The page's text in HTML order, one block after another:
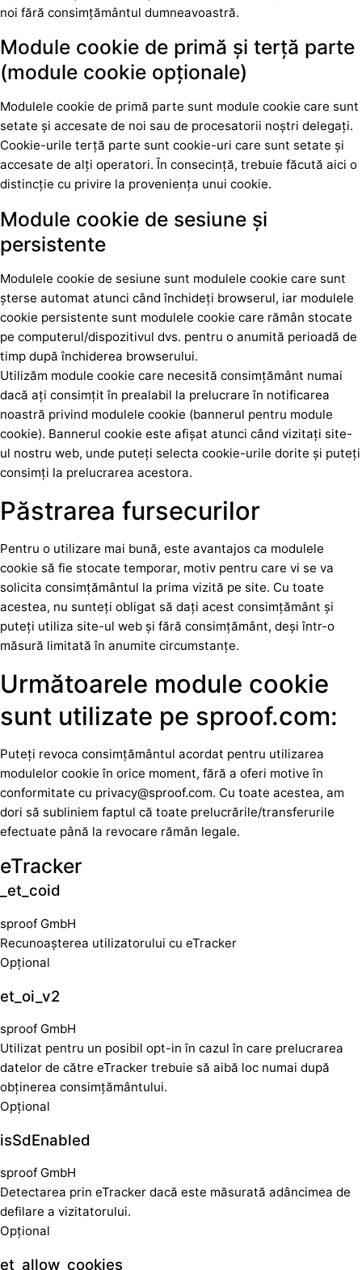
noi fără consimțământul dumneavoastră.
Module cookie de primă și terță parte
(module cookie opționale)
Modulele cookie de primă parte sunt module cookie care sunt
setate și accesate de noi sau de procesatorii noștri delegați.
Cookie-urile terță parte sunt cookie-uri care sunt setate și
accesate de alți operatori. În consecință, trebuie făcută aici o
distincție cu privire la proveniența unui cookie.
Module cookie de sesiune și
persistente
Modulele cookie de sesiune sunt modulele cookie care sunt
șterse automat atunci când închideți browserul, iar modulele
cookie persistente sunt modulele cookie care rămân stocate
pe computerul/dispozitivul dvs. pentru o anumită perioadă de
timp după închiderea browserului.
Utilizăm module cookie care necesită consimțământ numai
dacă ați consimțit în prealabil la prelucrare în notificarea
noastră privind modulele cookie (bannerul pentru module
cookie). Bannerul cookie este afișat atunci când vizitați site-
ul nostru web, unde puteți selecta cookie-urile dorite și puteți
consimți la prelucrarea acestora.
Păstrarea fursecurilor
Pentru o utilizare mai bună, este avantajos ca modulele
cookie să fie stocate temporar, motiv pentru care vi se va
solicita consimțământul la prima vizită pe site. Cu toate
acestea, nu sunteți obligat să dați acest consimțământ și
puteți utiliza site-ul web și fără consimțământ, deși într-o
măsură limitată în anumite circumstanțe.
Următoarele module cookie
sunt utilizate pe sproof.com:
Puteți revoca consimțământul acordat pentru utilizarea
modulelor cookie în orice moment, fără a oferi motive în
conformitate cu privacy@sproof.com. Cu toate acestea, am
dori să subliniem faptul că toate prelucrările/transferurile
efectuate până la revocare rămân legale.
eTracker
_et_coid
sproof GmbH
Recunoașterea utilizatorului cu eTracker
Opțional
et_oi_v2
sproof GmbH
Utilizat pentru un posibil opt-in în cazul în care prelucrarea
datelor de către eTracker trebuie să aibă loc numai după
obținerea consimțământului.
Opțional
isSdEnabled
sproof GmbH
Detectarea prin eTracker dacă este măsurată adâncimea de
defilare a vizitatorului.
Opțional
et_allow_cookies